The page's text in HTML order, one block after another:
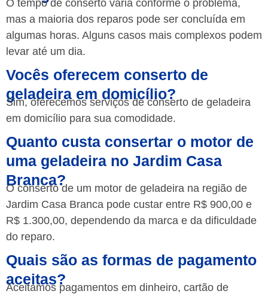
O tempo de conserto varia conforme o problema,
mas a maioria dos reparos pode ser concluída em
algumas horas. Alguns casos mais complexos podem
levar até um dia.
Vocês oferecem conserto de
geladeira em domicílio?
Sim, oferecemos serviços de conserto de geladeira
em domicílio para sua comodidade.
Quanto custa consertar o motor de
uma geladeira no Jardim Casa
Branca?
O conserto de um motor de geladeira na região de
Jardim Casa Branca pode custar entre R$ 900,00 e
R$ 1.300,00, dependendo da marca e da dificuldade
do reparo.
Quais são as formas de pagamento
aceitas?
Aceitamos pagamentos em dinheiro, cartão de